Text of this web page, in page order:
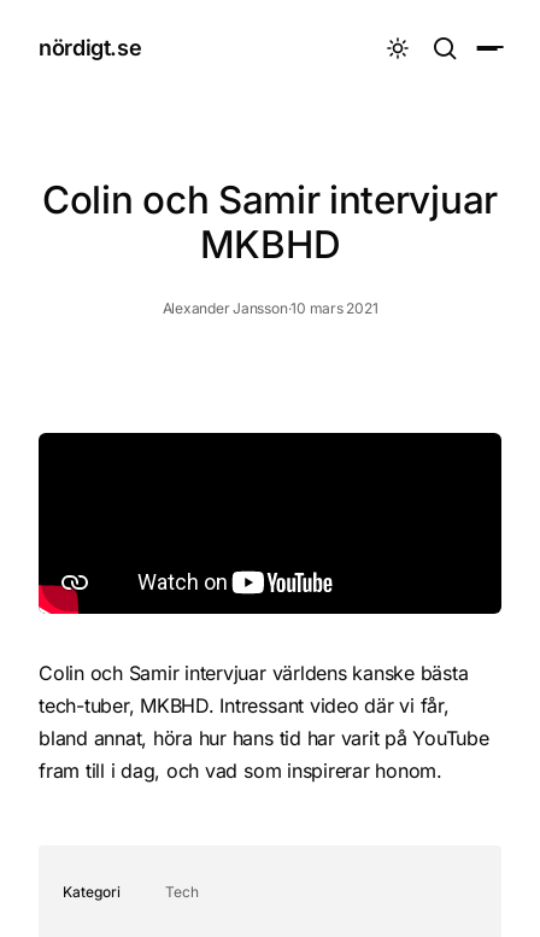
nördigt.se 
Colin och Samir intervjuar
MKBHD
Alexander Jansson·10 mars 2021
Colin och Samir intervjuar världens kanske bästa
tech-tuber, MKBHD. Intressant video där vi får,
bland annat, höra hur hans tid har varit på YouTube
fram till i dag, och vad som inspirerar honom.
Kategori Tech